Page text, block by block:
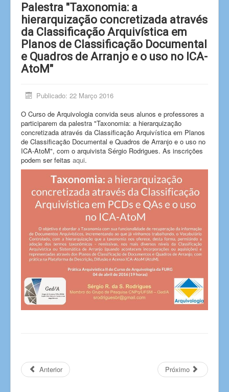
Palestra "Taxonomia: a
hierarquização concretizada através
da Classificação Arquivística em
Planos de Classificação Documental
e Quadros de Arranjo e o uso no ICA-
AtoM"
Publicado: 22 Março 2016
O Curso de Arquivologia convida seus alunos e professores a
participarem da palestra "Taxonomia: a hierarquização
concretizada através da Classificação Arquivística em Planos
de Classificação Documental e Quadros de Arranjo e o uso no
ICA-AtoM", com o arquivista Sérgio Rodrigues. As inscrições
podem ser feitas aqui.
Anterior Próximo